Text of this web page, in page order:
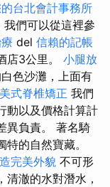
台北會計事務所
們可以從這裡參
del 信賴的記帳
店3公里。 小腿放
色沙灘，上面有
式脊椎矯正 我們
動以及價格計算計
異負責。 著名騎
的自然寶藏。
完美外貌 不可形
澈的水對潛水，